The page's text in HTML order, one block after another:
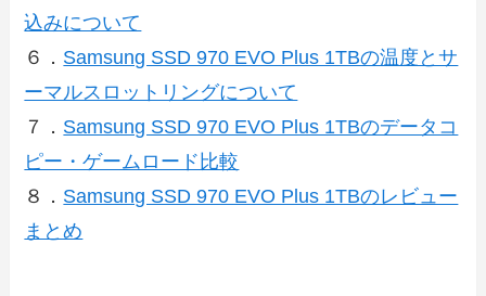
込みについて
６． Samsung SSD 970 EVO Plus 1TBの温度とサ
ーマルスロットリングについて
７． Samsung SSD 970 EVO Plus 1TBのデータコ
ピー・ゲームロード比較
８． Samsung SSD 970 EVO Plus 1TBのレビュー
まとめ